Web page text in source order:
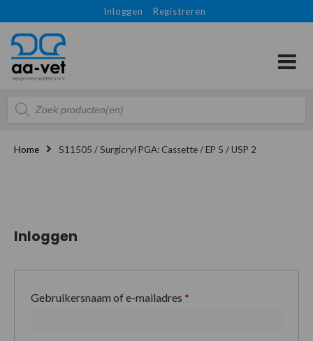
Inloggen Registreren
Producten
zoeken
Home S11505 / Surgicryl PGA: Cassette / EP 5 / USP 2
Inloggen
Gebruikersnaam of e-mailadres *